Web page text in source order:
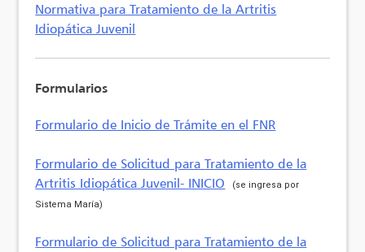
Normativa para Tratamiento de la Artritis
Idiopática Juvenil
Formularios
Formulario de Inicio de Trámite en el FNR
Formulario de Solicitud para Tratamiento de la
Artritis Idiopática Juvenil- INICIO
(se ingresa por
Sistema María)
Formulario de Solicitud para Tratamiento de la